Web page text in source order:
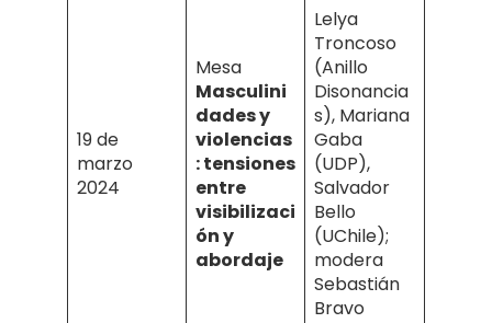
19 de
marzo
2024
Mesa
Masculini
dades y
violencias
: tensiones
entre
visibilizaci
ón y
abordaje
Lelya
Troncoso
(Anillo
Disonancia
s), Mariana
Gaba
(UDP),
Salvador
Bello
(UChile);
modera
Sebastián
Bravo